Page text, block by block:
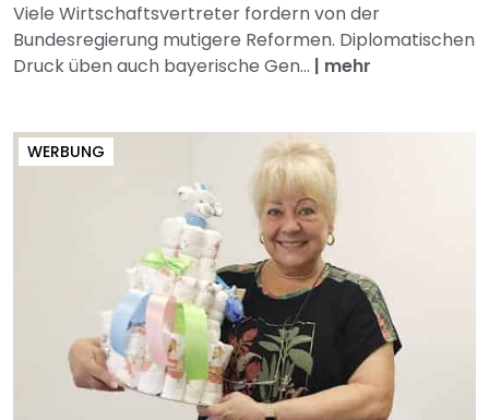
Viele Wirtschaftsvertreter fordern von der
Bundesregierung mutigere Reformen. Diplomatischen
Druck üben auch bayerische Gen... | mehr
WERBUNG